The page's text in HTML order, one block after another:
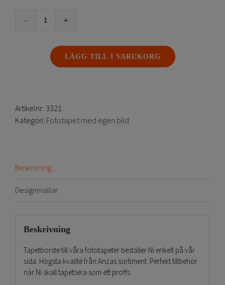
Tapetborste
LÄGG TILL I VARUKORG
Artikelnr: 3321
Kategori: Fototapet med egen bild
Beskrivning
Designmallar
Beskrivning
Tapetborste till våra fototapeter beställer Ni enkelt på vår
sida. Högsta kvalité från Anzas sortiment. Perfekt tillbehör
när Ni skall tapetsera som ett proffs.